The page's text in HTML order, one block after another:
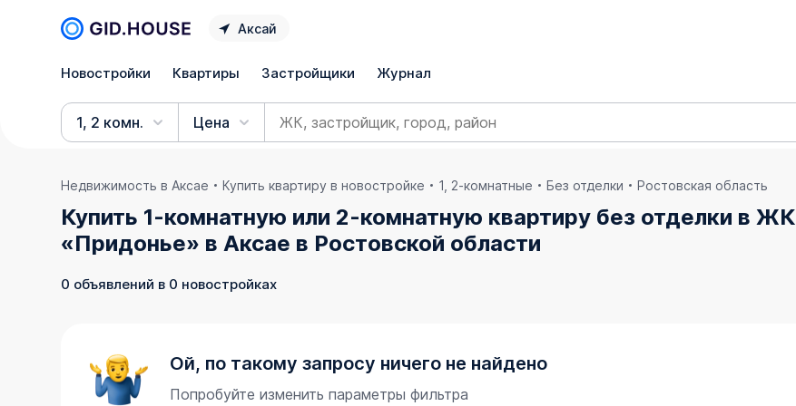
Аксай
Новостройки Квартиры Застройщики Журнал
1, 2 комн. Цена
Недвижимость в Аксае Купить квартиру в новостройке 1, 2-комнатные Без отделки Ростовская область
Купить 1-комнатную или 2-комнатную квартиру без отделки в ЖК
«Придонье» в Аксае в Ростовской области
0 объявлений в 0 новостройках
Ой, по такому запросу ничего не найдено
Попробуйте изменить параметры фильтра